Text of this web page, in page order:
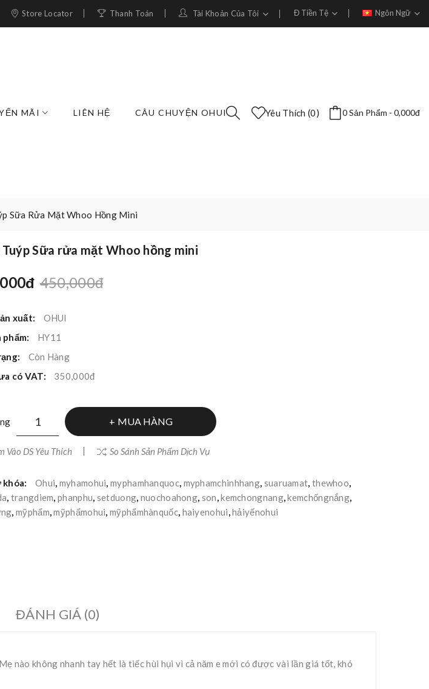
Store Locator Thanh Toán Tài Khoản Của Tôi Đ Tiền Tệ Ngôn Ngữ
MÃI LIÊN HỆ CÂU CHUYỆN OHUI Yêu Thích (0) 0 Sản Phẩm - 0,000đ
Sữa Rửa Mặt Whoo Hồng Mini
Tuýp Sữa rửa mặt Whoo hồng mini
450,000đ
xuất:
OHUI
phẩm:
HY11
Còn Hàng
có VAT:
350,000đ
MUA HÀNG
Vào DS Yêu Thích So Sánh Sản Phẩm Dịch Vụ
Ohui, myhamohui,myphamhanquoc, myphamchinhhang, suaruamat, thewhoo,
, trangdiem,phanphu, setduong, nuochoahong, son,kemchongnang,kemchốngnắng,
,mỹphẩm,mỹphẩmohui,mỹphẩmhànquốc, haiyenohui,hảiyếnohui
ĐÁNH GIÁ (0)
nào không nhanh tay hết là tiếc hùi hụi vì cả năm e mới có được vài lần giá tốt, khó